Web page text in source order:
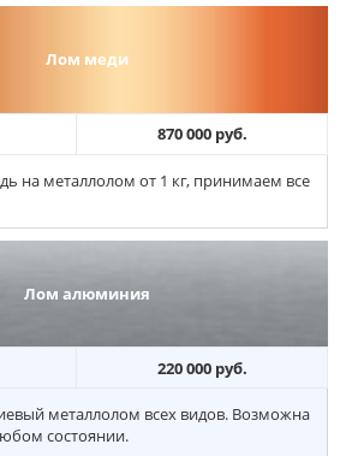
Лом меди
870 000 руб.
на металлолом от 1 кг, принимаем все
Лом алюминия
220 000 руб.
металлолом всех видов. Возможна
состоянии.